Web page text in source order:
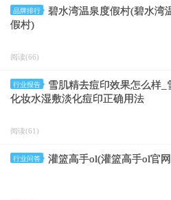
品牌排行
碧水湾温泉度假村(碧水湾
假村)
阅读(66)
行业报告
雪肌精去痘印效果怎么样_
化妆水湿敷淡化痘印正确用法
阅读(61)
行业问答 灌篮高手ol(灌篮高手ol官